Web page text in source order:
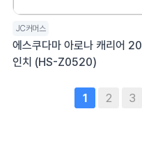
JC커머스
에스쿠다마 아로나 캐리어 20
인치 (HS-Z0520)
1 2 3